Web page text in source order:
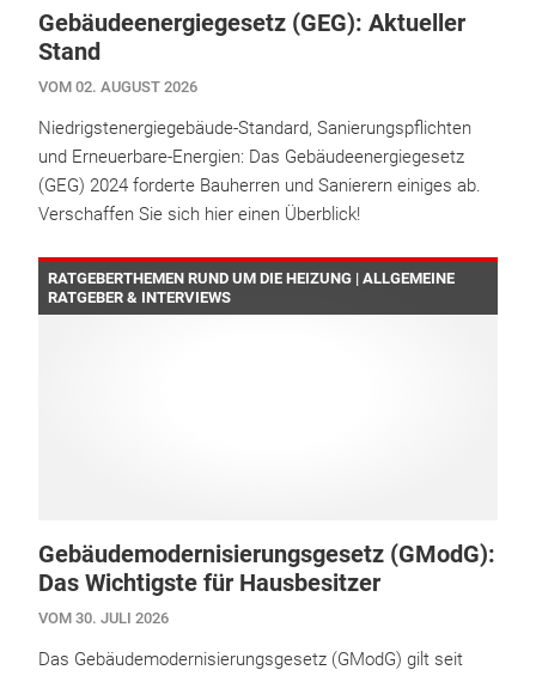
Gebäudeenergiegesetz (GEG): Aktueller
Stand
VOM 02. AUGUST 2026
Niedrigstenergiegebäude-Standard, Sanierungspflichten
und Erneuerbare-Energien: Das Gebäudeenergiegesetz
(GEG) 2024 forderte Bauherren und Sanierern einiges ab.
Verschaffen Sie sich hier einen Überblick!
RATGEBERTHEMEN RUND UM DIE HEIZUNG | ALLGEMEINE
RATGEBER & INTERVIEWS
Gebäudemodernisierungsgesetz (GModG):
Das Wichtigste für Hausbesitzer
VOM 30. JULI 2026
Das Gebäudemodernisierungsgesetz (GModG) gilt seit